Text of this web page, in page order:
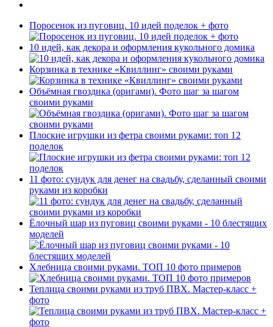
Поросенок из пуговиц. 10 идей поделок + фото
10 идей, как декора и оформления кукольного домика
Корзинка в технике «Квиллинг» своими руками
Объёмная гвоздика (оригами). Фото шаг за шагом
своими руками
Плоские игрушки из фетра своими руками: топ 12
поделок
11 фото: сундук для денег на свадьбу, сделанный своими
руками из коробки
Ёлочный шар из пуговиц своими руками - 10 блестящих
моделей
Хлебница своими руками. ТОП 10 фото примеров
Теплица своими руками из труб ПВХ. Мастер-класс +
фото